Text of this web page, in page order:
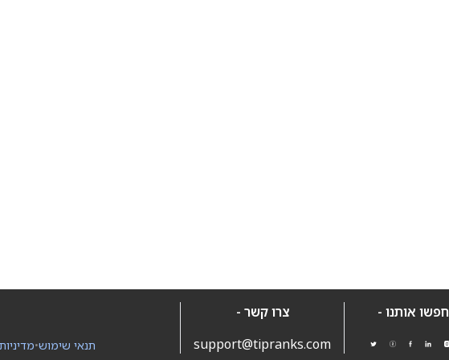
חפשו אותנו -
צרו קשר -
support@tipranks.com
•תנאי שימוש